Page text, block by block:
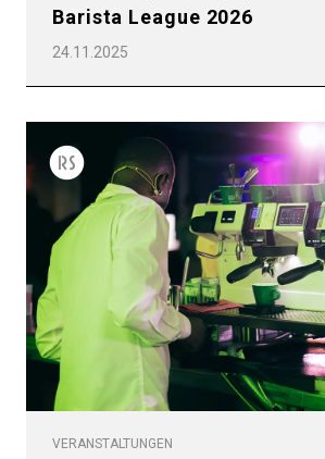
Barista League 2026
24.11.2025
VERANSTALTUNGEN
Alle